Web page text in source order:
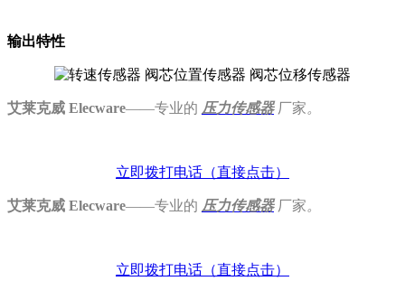
输出特性
艾莱克威 Elecware——专业的 压力传感器 厂家。
立即拨打电话 （直接点击）
艾莱克威 Elecware——专业的 压力传感器 厂家。
立即拨打电话 （直接点击）